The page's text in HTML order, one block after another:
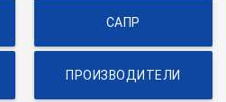
САПР
ПРОИЗВОДИТЕЛИ